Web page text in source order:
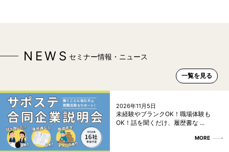
NEWS セミナー情報・ニュース
一覧を見る
2026年11月5日
未経験やブランクOK！職場体験も
OK！話を聞くだけ、履歴書な ...
MORE